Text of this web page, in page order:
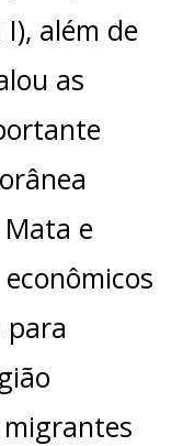
além de
as
e
para